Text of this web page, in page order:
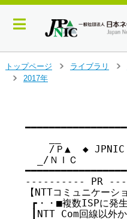
トップページ
ライブラリ
2017年
/Ｐ▲  ◆ JPNIC
  _/ＮＩＣ
---------- PR
【NTTコミュニケーシ
┏・・■複数ISPに発
┃NTT Com回線以外